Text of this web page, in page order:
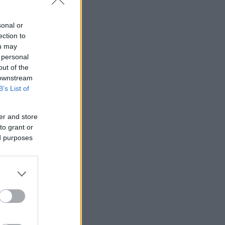
or
to
may
of the
List of
and store
grant or
purposes